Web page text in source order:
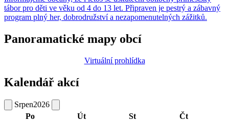
tábor pro děti ve věku od 4 do 13 let. Připraven je pestrý a zábavný
program plný her, dobrodružství a nezapomenutelných zážitků.
Panoramatické mapy obcí
Virtuální prohlídka
Kalendář akcí
Srpen2026
Po
Út St
Čt